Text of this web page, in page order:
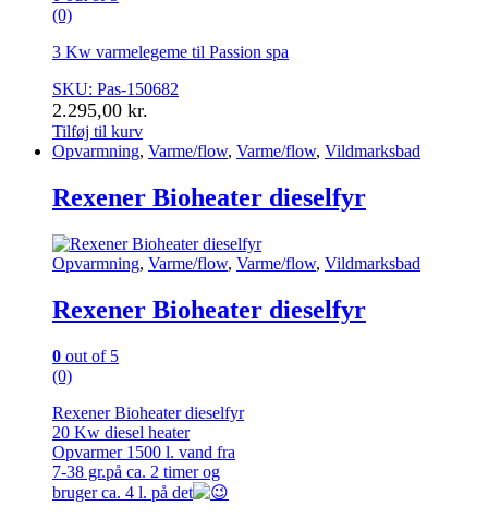
(0)
3 Kw varmelegeme til Passion spa
SKU: Pas-150682
2.295,00 kr.
Tilføj til kurv
Opvarmning, Varme/flow, Varme/flow, Vildmarksbad
Rexener Bioheater dieselfyr
Opvarmning, Varme/flow, Varme/flow, Vildmarksbad
Rexener Bioheater dieselfyr
0 out of 5
(0)
Rexener Bioheater dieselfyr
20 Kw diesel heater
Opvarmer 1500 l. vand fra
7-38 gr.på ca. 2 timer og
bruger ca. 4 l. på det